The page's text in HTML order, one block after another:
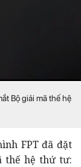
Bộ giải mã thế hệ
FPT đã đặt
thế hệ thứ tư: